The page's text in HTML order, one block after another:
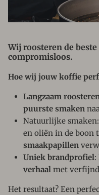
Wij roosteren de
compromisloos.
Hoe wij jouw koffie
Langzaam
puurste smaken
Natuurlijke smaken:
en oliën in de boon
smaakpapillen
Uniek brandprofiel:
verhaal met
Het resultaat? Een